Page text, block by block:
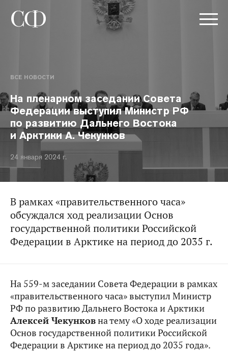
ВСЕ НОВОСТИ
На пленарном заседании Совета
Федерации выступил Министр РФ
по развитию Дальнего Востока
и Арктики А. Чекунков
24 января 2024 г.
В рамках «правительственного часа»
обсуждался ход реализации Основ
государственной политики Российской
Федерации в Арктике на период до 2035 г.
На 559-м заседании Совета Федерации в рамках
«правительственного часа» выступил Министр
РФ по развитию Дальнего Востока и Арктики
Алексей Чекунковна тему «О ходе реализации
Основ государственной политики Российской
Федерации в Арктике на период до 2035 года».